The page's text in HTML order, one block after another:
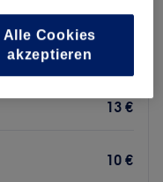
13 €
10 €
Alle Cookies
akzeptieren